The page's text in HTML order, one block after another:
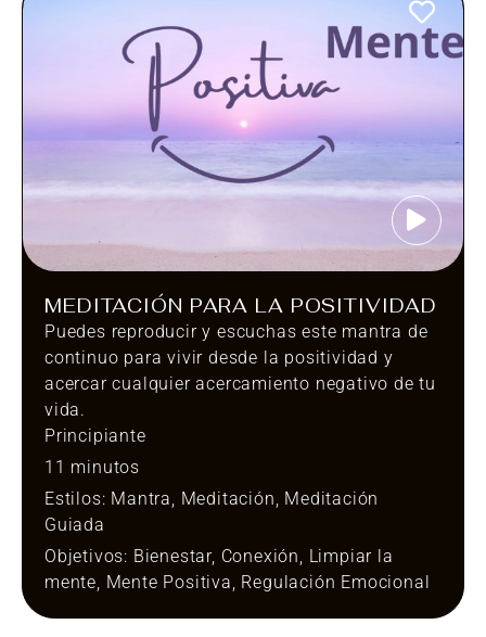
MEDITACIÓN PARA LA POSITIVIDAD
Puedes reproducir y escuchas este mantra de
continuo para vivir desde la positividad y
acercar cualquier acercamiento negativo de tu
vida.
Principiante
11 minutos
Estilos: Mantra, Meditación, Meditación
Guiada
Objetivos: Bienestar, Conexión, Limpiar la
mente, Mente Positiva, Regulación Emocional